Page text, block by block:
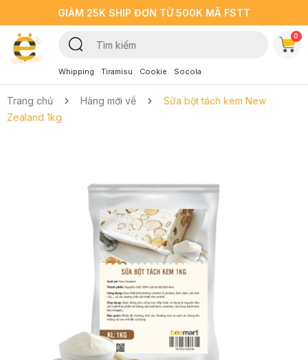
GIẢM 25K SHIP ĐƠN TỪ 500K MÃ FSTT
Whipping Tiramisu Cookie Socola
0
Trang chủ Hàng mới về
Sữa bột tách kem New
Zealand 1kg